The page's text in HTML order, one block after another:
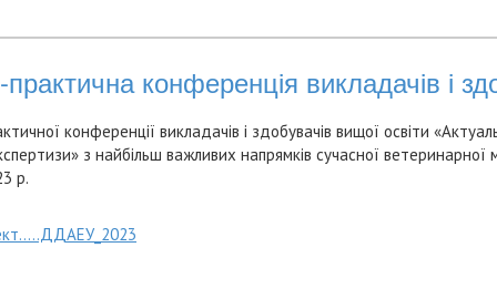
конференція викладачів і
конференції викладачів і здобувачів вищої освіти
з найбільш важливих напрямків сучасної
р.